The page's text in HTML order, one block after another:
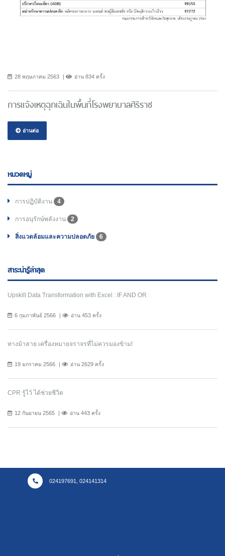
28 พฤษภาคม 2563 อ่าน 834 ครั้ง
การแจ้งเหตุฉุกเฉินในพื้นที่โรงพยาบาลศิริราช
อ่านต่อ
หมวดหมู่
การปฏิบัติงาน 4
การอนุรักษ์พลังงาน 2
สิ่งแวดล้อมและความปลอดภัย 6
สาระน่ารู้ล่าสุด
Upskill Data Transformation with Excel : IF AND OR
6 กุมภาพันธ์ 2566 อ่าน 453 ครั้ง
ทางม้าลาย เครื่องหมายจราจรที่ไม่ควรมองข้าม!
19 มกราคม 2566 อ่าน 2629 ครั้ง
CPR รู้ไว้ ได้ช่วยชีวิต
12 กันยายน 2565 อ่าน 443 ครั้ง
024197691, 024141314